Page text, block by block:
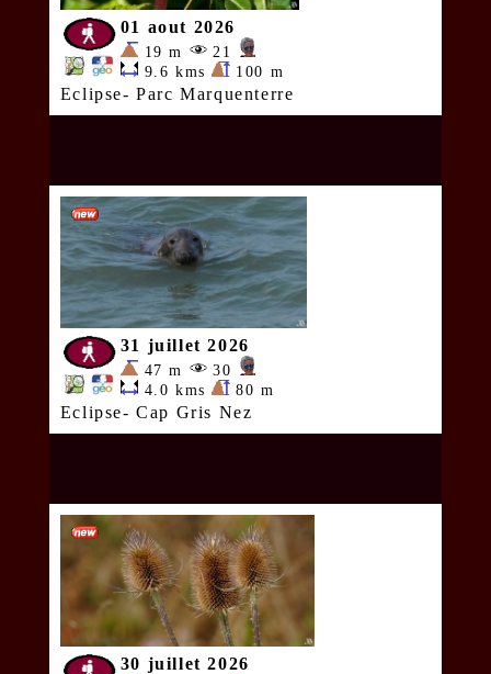
01 aout 2026
19 m
21
9.6 kms
100 m
Eclipse- Parc Marquenterre
31 juillet 2026
47 m
30
4.0 kms
80 m
Eclipse- Cap Gris Nez
30 juillet 2026